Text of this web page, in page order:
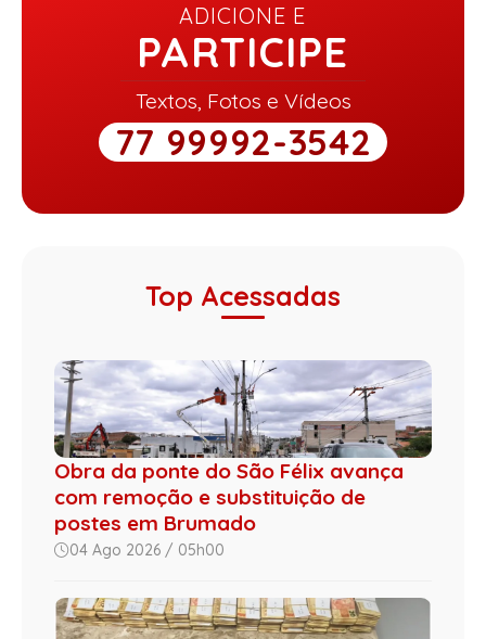
ADICIONE E
PARTICIPE
Textos, Fotos e Vídeos
77 99992-3542
Top Acessadas
Obra da ponte do São Félix avança
com remoção e substituição de
postes em Brumado
04 Ago 2026 / 05h00